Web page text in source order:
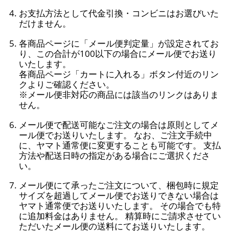
お支払方法として代金引換・コンビニはお選びいた
だけません。
各商品ページに「メール便判定量」が設定されてお
り、この合計が100以下の場合にメール便でお送り
いたします。
各商品ページ「カートに入れる」ボタン付近のリン
クよりご確認ください。
※メール便非対応の商品には該当のリンクはありま
せん。
メール便で配送可能なご注文の場合は原則としてメ
ール便でお送りいたします。 なお、ご注文手続中
に、ヤマト通常便に変更することも可能です。 支払
方法や配送日時の指定がある場合にご選択くださ
い。
メール便にて承ったご注文について、梱包時に規定
サイズを超過してメール便でお送りできない場合は
ヤマト通常便でお送りいたします。 その場合でも特
に追加料金はありません。 精算時にご請求させてい
ただいたメール便の送料にてお送りいたします。